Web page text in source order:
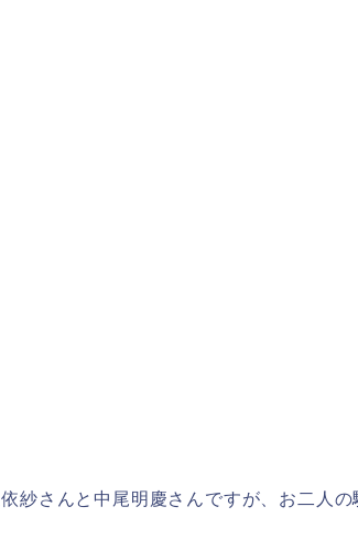
紗さんと中尾明慶さんですが、お二人の